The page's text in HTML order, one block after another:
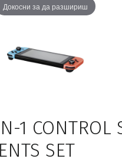
Докосни за да разшириш
1 CONTROL
SET